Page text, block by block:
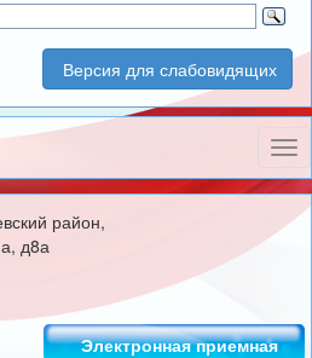
Версия для слабовидящих
район,
д8а
Электронная приемная